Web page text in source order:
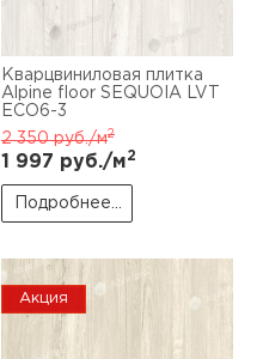
Кварцвиниловая плитка
Alpine floor SEQUOIA LVT
ЕСО6-3
2 350руб./м2
1 997 руб./м2
Подробнее...
Акция